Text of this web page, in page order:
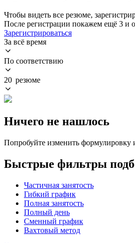
Чтобы видеть все резюме,
После регистрации покажем ещё 3 и
Зарегистрироваться
За всё время
По соответствию
20 резюме
Ничего не нашлось
Попробуйте изменить формулировку
Быстрые фильтры
Частичная занятость
Гибкий график
Полная занятость
Полный день
Сменный график
Вахтовый метод